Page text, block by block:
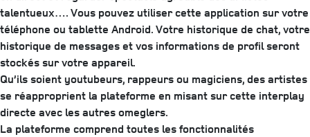
talentueux…. Vous pouvez utiliser cette application sur votre
téléphone ou tablette Android. Votre historique de chat, votre
historique de messages et vos informations de profil seront
stockés sur votre appareil.
Qu’ils soient youtubeurs, rappeurs ou magiciens, des artistes
se réapproprient la plateforme en misant sur cette interplay
directe avec les autres omeglers.
La plateforme comprend toutes les fonctionnalités